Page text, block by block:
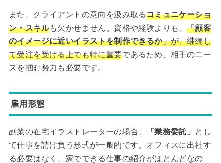
また、クライアントの意向を汲み取るコミュニケーショ
ン・スキルも欠かせません。資格や経験よりも、 「顧客
のイメージに近いイラストを制作できるか」が、継続し
て受注を受ける上でも特に重要であるため、相手のニー
ズを掴む努力も必要です。
雇用形態
副業の在宅イラストレーターの場合、 「業務委託」
とし
て仕事を請け負う形式が一般的です。オフィスに出社す
る必要はなく、家でできる仕事の紹介がほとんどなの